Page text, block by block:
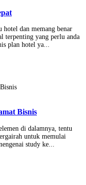
hotel dan memang benar
terpenting yang perlu anda
plan hotel ya...
Bisnis
di dalamnya, tentu
untuk memulai
study ke...